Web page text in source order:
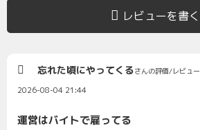
レビューを書く
忘れた頃にやってくるさんの評価/レビュー
2026-08-04 21:44
運営はバイトで雇ってる